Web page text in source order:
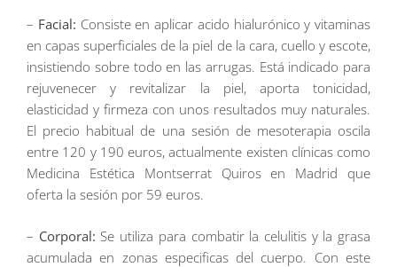
– Facial: Consiste en aplicar acido hialurónico y vitaminas
en capas superficiales de la piel de la cara, cuello y escote,
insistiendo sobre todo en las arrugas. Está indicado para
rejuvenecer y revitalizar la piel, aporta tonicidad,
elasticidad y firmeza con unos resultados muy naturales.
El precio habitual de una sesión de mesoterapia oscila
entre 120 y 190 euros, actualmente existen clínicas como
Medicina Estética Montserrat Quiros en Madrid que
oferta la sesión por 59 euros.
– Corporal: Se utiliza para combatir la celulitis y la grasa
acumulada en zonas especificas del cuerpo. Con este